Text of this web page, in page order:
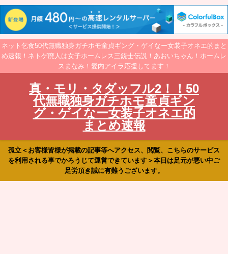
ネット乞食50代無職独身ガチホモ童貞ギング・ゲイなー女装子オネエ的まと
め速報！ネトゲ廃人は女子ホームレス三銃士伝説！あおいちゃん！ホームレ
スまなみ！愛内アイラ応援してます！
真・モリ・タダッフル2！！50
代無職独身ガチホモ童貞ギン
グ・ゲイなー女装子オネエ的
まとめ速報
孤立＜お客様皆様が掲載の記事等へアクセス、閲覧、こちらのサービス
を利用される事でかろうじて運営できています＞本日は足元が悪い中ご
足労頂き誠に有難うございます。